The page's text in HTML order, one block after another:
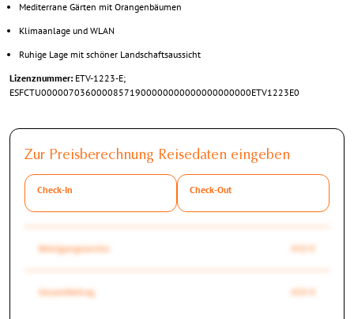
Mediterrane Gärten mit Orangenbäumen
Klimaanlage und WLAN
Ruhige Lage mit schöner Landschaftsaussicht
Lizenznummer: ETV-1223-E;
ESFCTU00000703600008571900000000000000000000ETV1223E0
Zur Preisberechnung Reisedaten eingeben
Check-In Check-Out
Reinigungsservice 450 €
Gesamtbetrag 450 €